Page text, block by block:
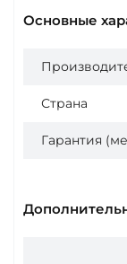
Основные
Страна
Гарантия